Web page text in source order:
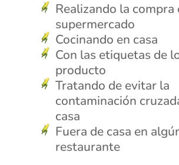
Realizando la compra
supermercado
Cocinando en casa
Con las etiquetas de
producto
Tratando de evitar la
contaminación
casa
Fuera de casa en
restaurante